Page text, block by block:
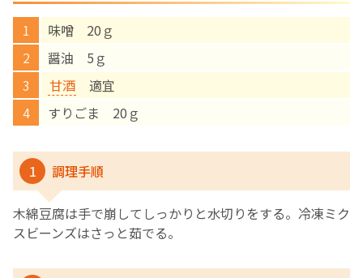
味噌 20ｇ
醤油 5ｇ
甘酒 適宜
すりごま 20ｇ
1 調理手順
木綿豆腐は手で崩してしっかりと水切りをする。冷凍ミク
スビーンズはさっと茹でる。
English Page